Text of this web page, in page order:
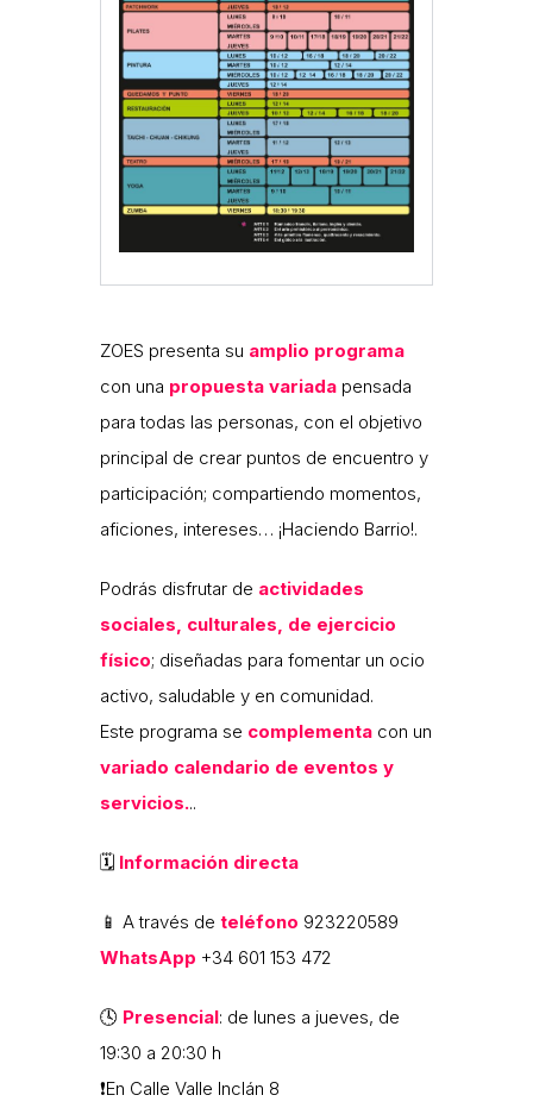
ZOES presenta su amplio programa
con una propuesta variada pensada
para todas las personas, con el objetivo
principal de crear puntos de encuentro y
participación; compartiendo momentos,
aficiones, intereses… ¡Haciendo Barrio!.
Podrás disfrutar de actividades
sociales, culturales, de ejercicio
físico; diseñadas para fomentar un ocio
activo, saludable y en comunidad.
Este programa se complementa con un
variado calendario de eventos y
servicios...
🗓 Información directa
📱 A través de teléfono 923220589
WhatsApp ‪+34 601 153 472‬
🕓 Presencial: de lunes a jueves, de
19:30 a 20:30 h
❗En Calle Valle Inclán 8